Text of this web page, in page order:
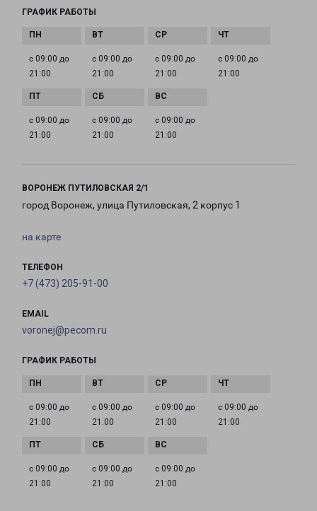
ГРАФИК РАБОТЫ
с 09:00 до
21:00
с 09:00 до
21:00
с 09:00 до
21:00
с 09:00 до
21:00
с 09:00 до
21:00
с 09:00 до
21:00
с 09:00 до
21:00
ВОРОНЕЖ ПУТИЛОВСКАЯ 2/1
город Воронеж, улица Путиловская, 2 корпус 1
на карте
ТЕЛЕФОН
+7 (473) 205-91-00
EMAIL
voronej@pecom.ru
ГРАФИК РАБОТЫ
с 09:00 до
21:00
с 09:00 до
21:00
с 09:00 до
21:00
с 09:00 до
21:00
с 09:00 до
21:00
с 09:00 до
21:00
с 09:00 до
21:00